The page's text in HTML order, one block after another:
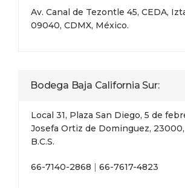
Av. Canal de Tezontle 45, CEDA,
09040, CDMX, México.
Bodega Baja California Sur:
Local 31, Plaza San Diego, 5 de
Josefa Ortiz de Dominguez, 23000,
B.C.S.
66-7140-2868 | 66-7617-4823